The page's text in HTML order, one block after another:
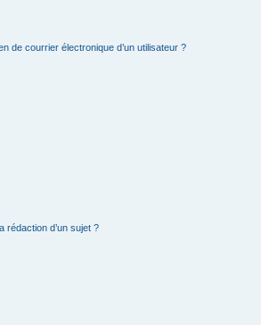
de courrier électronique d’un utilisateur ?
rédaction d’un sujet ?